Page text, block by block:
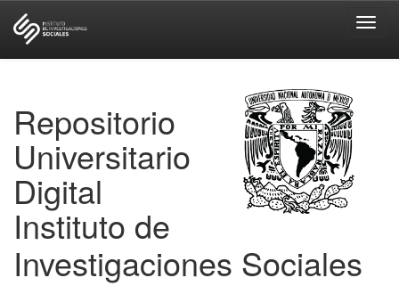
Repositorio
Universitario
Digital
Instituto de
Investigaciones Sociales